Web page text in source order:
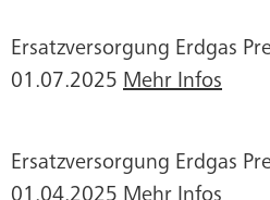
Ersatzversorgung Erdgas
01.07.2025 Mehr Infos
Ersatzversorgung Erdgas